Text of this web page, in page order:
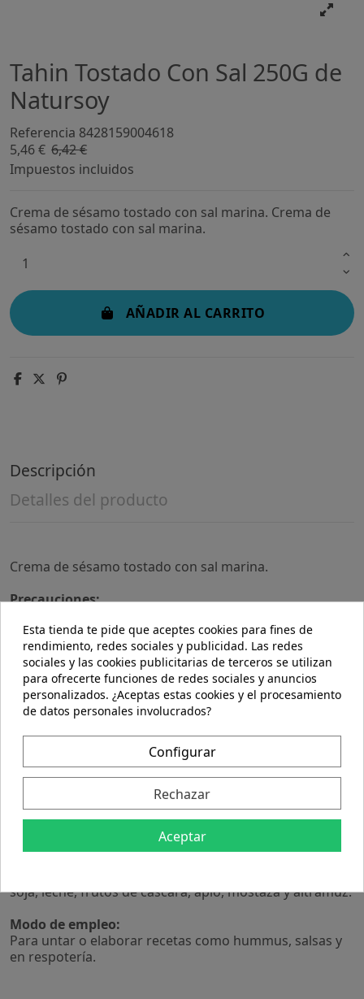
Tahin Tostado Con Sal 250G de
Natursoy
Referencia 8428159004618
5,46 € 6,42 €
Impuestos incluidos
Crema de sésamo tostado con sal marina. Crema de
sésamo tostado con sal marina.
AÑADIR AL CARRITO
Descripción
Detalles del producto
Crema de sésamo tostado con sal marina.
Precauciones:
Composición:
Semillas de sésamo*, Sal marina.
Valor nutricional por 100 g:
Energía 2441kj/583 kcal
de las cuales saturadas 6,9 g
Hidratos de carbono 11,5 g
de los cuales azúcares 0,3 g
Proteínas 17,6 g
soja, leche, frutos de cáscara, apio, mostaza y altramuz.
Modo de empleo:
Para untar o elaborar recetas como hummus, salsas y
en respotería.
Esta tienda te pide que aceptes cookies para fines de
rendimiento, redes sociales y publicidad. Las redes
sociales y las cookies publicitarias de terceros se utilizan
para ofrecerte funciones de redes sociales y anuncios
personalizados. ¿Aceptas estas cookies y el procesamiento
de datos personales involucrados?
Configurar
Rechazar
Aceptar